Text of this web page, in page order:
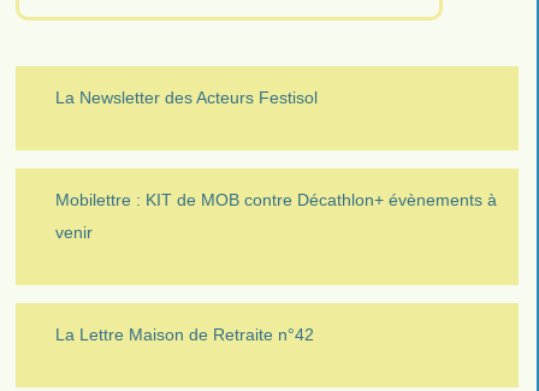
La Newsletter des Acteurs Festisol
Mobilettre : KIT de MOB contre Décathlon+ évènements à
venir
La Lettre Maison de Retraite n°42